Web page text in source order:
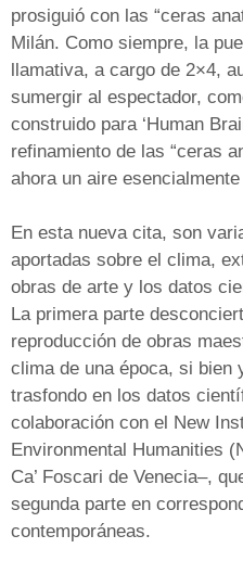
prosiguió con las “ceras
Milán. Como siempre, la
llamativa, a cargo de 2×4,
sumergir al espectador,
construido para ‘Human
refinamiento de las “ceras
ahora un aire
En esta nueva cita, son
aportadas sobre el clima,
obras de arte y los datos
La primera parte
reproducción de obras
clima de una época, si bien
trasfondo en los datos
colaboración con el New
Environmental Humanities
Ca’ Foscari de Venecia–,
segunda parte en
contemporáneas.